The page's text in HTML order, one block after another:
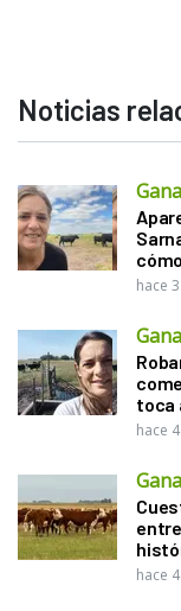
Noticias
hace
toca
hace
hace